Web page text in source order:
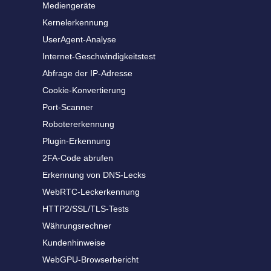
Mediengeräte
Kernelerkennung
UserAgent-Analyse
Internet-Geschwindigkeitstest
Abfrage der IP-Adresse
Cookie-Konvertierung
Port-Scanner
Robotererkennung
Plugin-Erkennung
2FA-Code abrufen
Erkennung von DNS-Lecks
WebRTC-Leckerkennung
HTTP2/SSL/TLS-Tests
Währungsrechner
Kundenhinweise
WebGPU-Browserbericht